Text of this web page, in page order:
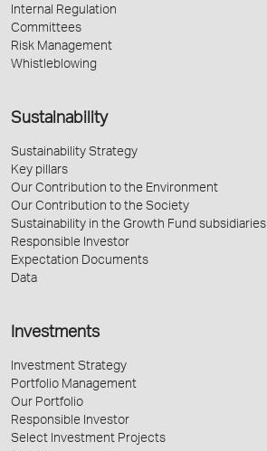
Internal Regulation
Committees
Risk Management
Whistleblowing
Sustainability
Sustainability Strategy
Key pillars
Our Contribution to the Environment
Our Contribution to the Society
Sustainability in the Growth Fund subsidiaries
Responsible Investor
Expectation Documents
Data
Investments
Investment Strategy
Portfolio Management
Our Portfolio
Responsible Investor
Select Investment Projects